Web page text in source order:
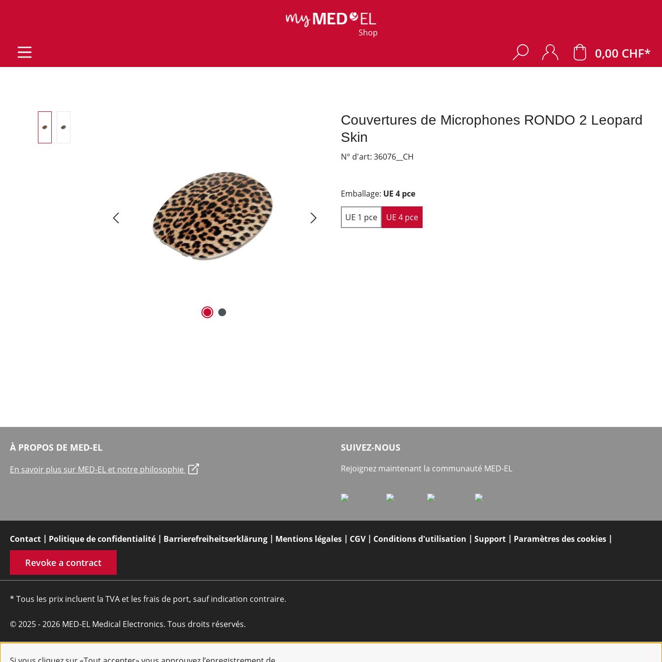
Shop
0,00 CHF*
Couvertures de Microphones RONDO 2 Leopard
Skin
N° d'art: 36076__CH
Emballage: UE 4 pce
UE 1 pce UE 4 pce
À PROPOS DE MED-EL
En savoir plus sur MED-EL et notre philosophie
SUIVEZ-NOUS
Rejoignez maintenant la communauté MED-EL
Contact Politique de confidentialité Barrierefreiheitserklärung Mentions légales CGV Conditions d'utilisation Support Paramètres des cookies
Revoke a contract
* Tous les prix incluent la TVA et les frais de port, sauf indication contraire.
© 2025 - 2026 MED-EL Medical Electronics. Tous droits réservés.